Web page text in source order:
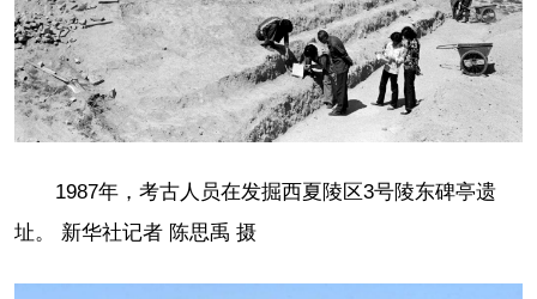
1987年，考古人员在发掘西夏陵区3号陵东碑亭遗
址。 新华社记者 陈思禹 摄